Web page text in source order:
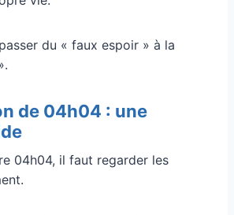
du « faux espoir » à la
de 04h04 : une
04h04, il faut regarder les